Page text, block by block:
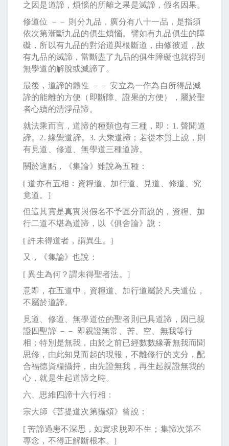
之因是道諦，煩惱的所離之果是滅諦，假名因果。
修道位 －－ 則分九品，廣分有八十一品，是指須
依次第漸斷九品的俱生煩惱。譬如有九品俱生的障
礙，所以有九品的對治道與根斷道，由修彼道，故
有九品的滅諦，當斷盡了九品的俱生障礙也就得到
無學道的解脫或滅諦了。
最後，道諦的體性 －－ 安立為一作為自所得品滅
諦的能離的方便（即斷障、證果的方便），屬於聖
者心續的清淨品諦。
就法乘而言，道諦的種類也有三種，即： 1.聲聞道
諦。 2.緣覺道諦。3. 大乘道諦；若從本質上說，則
有見道、修道、無學道三種道諦。
關於這點，《集論》雖說為五種：
[道亦有五相：資糧道、加行道、見道、修道、究
竟道。 ]
但這其實是真實與假名不予區分而說的，資糧、加
行二道不堪為道諦，以《俱舍論》說：
[許未得道者，謂異生。]
又，《集論》也說：
[異生為何？謂未得聖者法。 ]
意即，在五道中，資糧道、加行道屬於凡夫道位，
不屬於道諦。
見道、修道、無學道位的聖者則已具道諦，因已親
證四聖諦 －－ 即親證無常、苦、空、無我等行
相；特別是無我，由於之前已經數數緣著無我而聞
思修，由此知見而起的現報，不離修行的支分，配
合福德資糧攝持，由先證無我，再生起親證無我的
心，就是生起道諦之時。
六、思維四諦十六行相：
宗大師《菩提道次第攝頌》曾說：
[苦諦過患不深思，如實求脫即不生；集諦次第不
專念，不得正解斷根本。]